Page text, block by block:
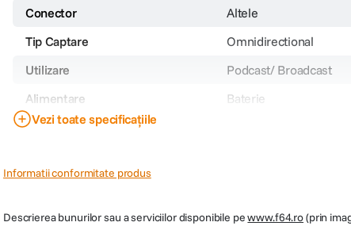
Conector
Altele
Tip Captare
Omnidirectional
Utilizare
Podcast/ Broadcast
Alimentare
Baterie
Cod producator
Vezi toate specificațiile
Informatii conformitate produs
Descrierea bunurilor sau a serviciilor disponibile pewww.f64.ro(prin